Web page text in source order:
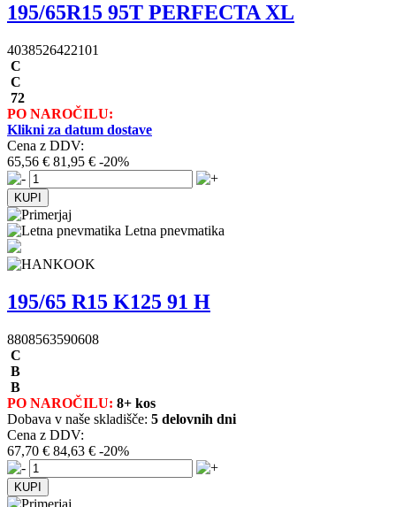
195/65R15 95T PERFECTA XL
4038526422101
C
C
72
PO NAROČILU:
Klikni za datum dostave
Cena z DDV:
65,56 € 81,95 € -20%
Letna pnevmatika
195/65 R15 K125 91 H
8808563590608
C
B
B
PO NAROČILU: 8+ kos
Dobava v naše skladišče: 5 delovnih dni
Cena z DDV:
67,70 € 84,63 € -20%